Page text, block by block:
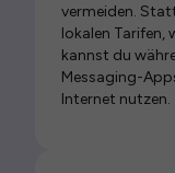
vermeiden.
lokalen Tarifen,
kannst du
Messaging-
Internet nutzen.